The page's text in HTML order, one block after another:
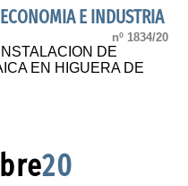
E INDUSTRIA
nº 1834/20
DE
EN HIGUERA DE
20